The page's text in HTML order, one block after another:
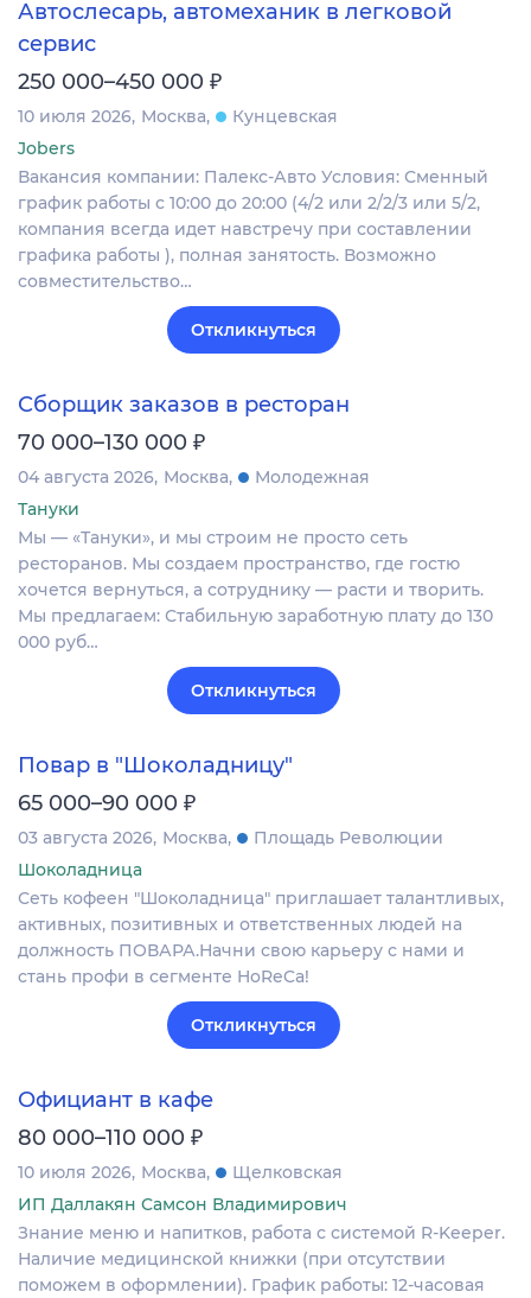
Автослесарь, автомеханик в легковой
сервис
250 000–450 000 ₽
10 июля 2026 Москва
Кунцевская
Jobers
Вакансия компании: Палекс-Авто Условия: Сменный
график работы с 10:00 до 20:00 (4/2 или 2/2/3 или 5/2,
компания всегда идет навстречу при составлении
графика работы ), полная занятость. Возможно
совместительство…
Откликнуться
Сборщик заказов в ресторан
70 000–130 000 ₽
04 августа 2026 Москва
Молодежная
Тануки
Мы — «Тануки», и мы строим не просто сеть
ресторанов. Мы создаем пространство, где гостю
хочется вернуться, а сотруднику — расти и творить.
Мы предлагаем: Стабильную заработную плату до 130
000 руб…
Откликнуться
Повар в "Шоколадницу"
65 000–90 000 ₽
03 августа 2026 Москва
Площадь Революции
Шоколадница
Сеть кофеен "Шоколадница" приглашает талантливых,
активных, позитивных и ответственных людей на
должность ПОВАРА.Начни свою карьеру с нами и
стань профи в сегменте HoReCa!
Откликнуться
Официант в кафе
80 000–110 000 ₽
10 июля 2026 Москва
Щелковская
ИП Даллакян Самсон Владимирович
Знание меню и напитков, работа с системой R-Keeper.
Наличие медицинской книжки (при отсутствии
поможем в оформлении). График работы: 12-часовая